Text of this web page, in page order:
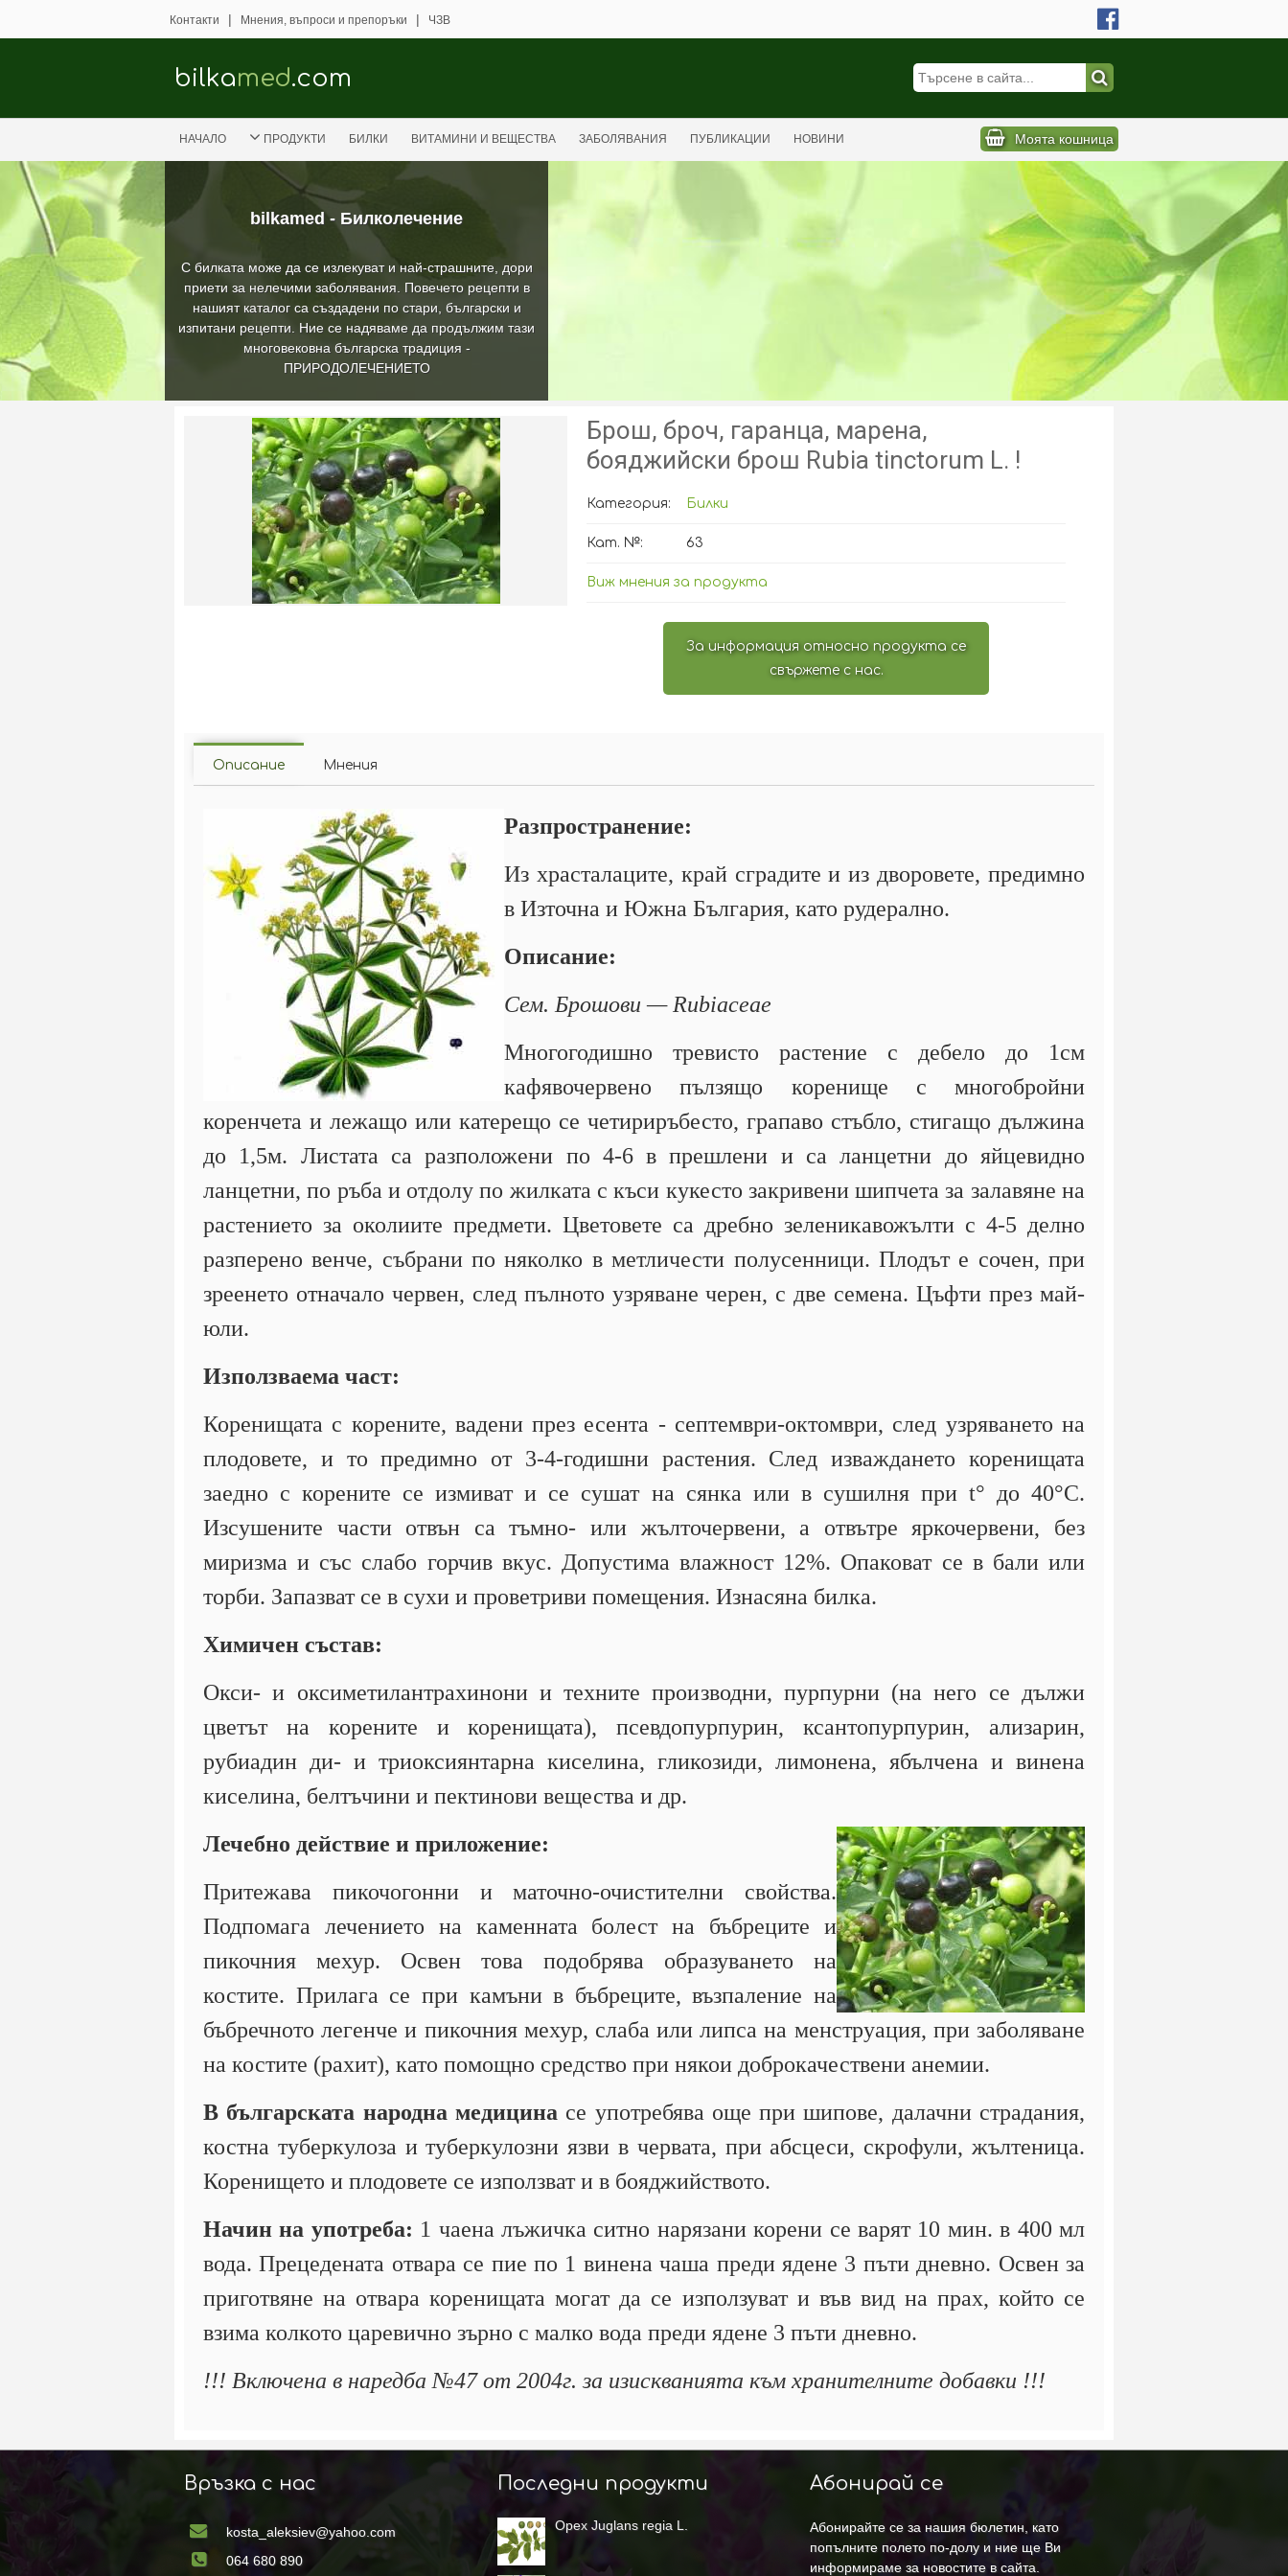
bilkamed - Билколечение
С билката може да се излекуват и най-страшните, дори
приети за нелечими заболявания. Повечето рецепти в
нашият каталог са създадени по стари, български и
изпитани рецепти. Ние се надяваме да продължим тази
многовековна българска традиция -
ПРИРОДОЛЕЧЕНИЕТО
Контакти | Мнения, въпроси и препоръки | ЧЗВ
bilkamed.com
НАЧАЛО ПРОДУКТИ БИЛКИ ВИТАМИНИ И ВЕЩЕСТВА ЗАБОЛЯВАНИЯ ПУБЛИКАЦИИ НОВИНИ Моята кошница
Брош, броч, гаранца, марена,
бояджийски брош Rubia tinctorum L. !
Категория: Билки
Кат. №: 63
Виж мнения за продукта
За информация относно продукта се
свържете с нас.
Описание Мнения
Разпространение:
Из храсталаците, край сградите и из дворовете, предимно
в Източна и Южна България, като рудерално.
Описание:
Сем. Брошови — Rubiaceae
Многогодишно тревисто растение с дебело до 1см
кафявочервено пълзящо коренище с многобройни
коренчета и лежащо или катерещо се четириръбесто, грапаво стъбло, стигащо дължина
до 1,5м. Листата са разположени по 4-6 в прешлени и са ланцетни до яйцевидно
ланцетни, по ръба и отдолу по жилката с къси кукесто закривени шипчета за залавяне на
растението за околиите предмети. Цветовете са дребно зеленикавожълти с 4-5 делно
разперено венче, събрани по няколко в метличести полусенници. Плодът е сочен, при
зреенето отначало червен, след пълното узряване черен, с две семена. Цъфти през май-
юли.
Използваема част:
Коренищата с корените, вадени през есента - септември-октомври, след узряването на
плодовете, и то предимно от 3-4-годишни растения. След изваждането коренищата
заедно с корените се измиват и се сушат на сянка или в сушилня при t° до 40°С.
Изсушените части отвън са тъмно- или жълточервени, а отвътре яркочервени, без
миризма и със слабо горчив вкус. Допустима влажност 12%. Опаковат се в бали или
торби. Запазват се в сухи и проветриви помещения. Изнасяна билка.
Химичен състав:
Окси- и оксиметилантрахинони и техните производни, пурпурни (на него се дължи
цветът на корените и коренищата), псевдопурпурин, ксантопурпурин, ализарин,
рубиадин ди- и триоксиянтарна киселина, гликозиди, лимонена, ябълчена и винена
киселина, белтъчини и пектинови вещества и др.
Лечебно действие и приложение:
Притежава пикочогонни и маточно-очистителни свойства.
Подпомага лечението на каменната болест на бъбреците и
пикочния мехур. Освен това подобрява образуването на
костите. Прилага се при камъни в бъбреците, възпаление на
бъбречното легенче и пикочния мехур, слаба или липса на менструация, при заболяване
на костите (рахит), като помощно средство при някои доброкачествени анемии.
В българската народна медицина се употребява още при шипове, далачни страдания,
костна туберкулоза и туберкулозни язви в червата, при абсцеси, скрофули, жълтеница.
Коренището и плодовете се използват и в бояджийството.
Начин на употреба: 1 чаена лъжичка ситно нарязани корени се варят 10 мин. в 400 мл
вода. Прецедената отвара се пие по 1 винена чаша преди ядене 3 пъти дневно. Освен за
приготвяне на отвара коренищата могат да се използуват и във вид на прах, който се
взима колкото царевично зърно с малко вода преди ядене 3 пъти дневно.
!!! Включена в наредба №47 от 2004г. за изискванията към хранителните добавки !!!
Връзка с нас
kosta_aleksiev@yahoo.com
064 680 890
Последни продукти
Орех Juglans regia L.
Абонирай се
Абонирайте се за нашия бюлетин, като
попълните полето по-долу и ние ще Ви
информираме за новостите в сайта.